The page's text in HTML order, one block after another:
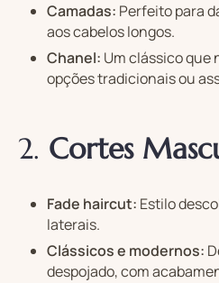
Camadas: Perfeito para
aos cabelos longos.
Chanel: Um clássico que
opções tradicionais ou
2. Cortes
Fade haircut: Estilo
laterais.
Clássicos e modernos:
despojado, com